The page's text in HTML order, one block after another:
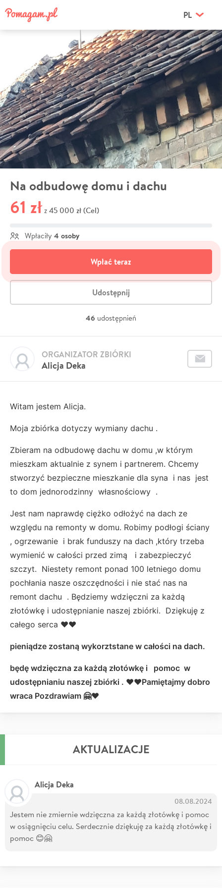
PL
Na odbudowę domu i dachu
61 zł z 45 000 zł (Cel)
Wpłaciły 4 osoby
Wpłać teraz
Udostępnij
46 udostępnień
Alicja Deka
ORGANIZATOR ZBIÓRKI
Witam jestem Alicja.
Moja zbiórka dotyczy wymiany dachu .
Zbieram na odbudowę dachu w domu ,w którym
mieszkam aktualnie z synem i partnerem. Chcemy
stworzyć bezpieczne mieszkanie dla syna i nas jest
to dom jednorodzinny własnościowy .
Jest nam naprawdę ciężko odłożyć na dach ze
względu na remonty w domu. Robimy podłogi ściany
, ogrzewanie i brak funduszy na dach ,który trzeba
wymienić w całości przed zimą i zabezpieczyć
szczyt. Niestety remont ponad 100 letniego domu
pochłania nasze oszczędności i nie stać nas na
remont dachu . Będziemy wdzięczni za każdą
złotówkę i udostępnianie naszej zbiórki. Dziękuję z
całego serca ❤❤
pieniądze zostaną wykorztstane w całości na dach.
będę wdzięczna za każdą złotówkę i pomoc w
udostępnianiu naszej zbiórki . ❤❤Pamiętajmy dobro
wraca Pozdrawiam 🤗❤
AKTUALIZACJE
Alicja Deka
08.08.2024
Jestem nie zmiernie wdzięczna za każdą złotówkę i pomoc
w osiągnięciu celu. Serdecznie dziękuję za każdą złotówkę i
pomoc 😊🤗